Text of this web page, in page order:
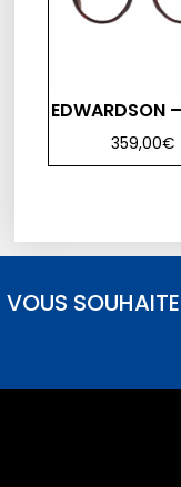
EDWARDSON
359,00€
VOUS